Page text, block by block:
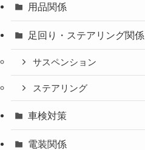
用品関係
足回り・ステアリング関係
サスペンション
ステアリング
車検対策
電装関係